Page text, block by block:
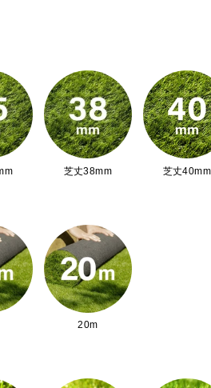
菜園ハ
シート生地
芝丈38mm 芝丈40mm
20m